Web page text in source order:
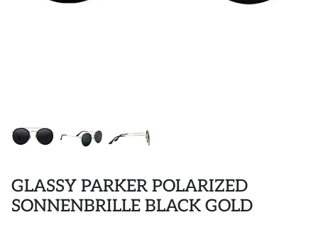
GLASSY PARKER POLARIZED
SONNENBRILLE BLACK GOLD